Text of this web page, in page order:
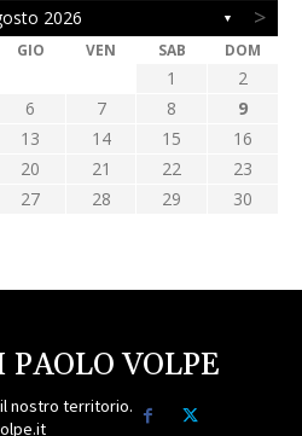
2026 ▼ >
GIO VEN SAB DOM
1
2
6 7 8
9
13 14 15
16
20 21 22
23
27 28 29
30
VOLPE
nostro territorio.